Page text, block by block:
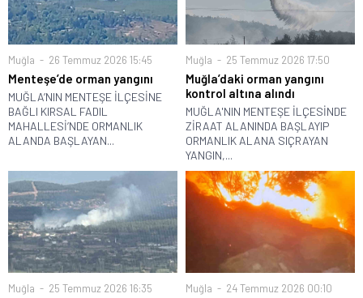
Muğla 26 Temmuz 2026 15:45
Menteşe’de orman yangını
MUĞLA’NIN MENTEŞE İLÇESİNE
BAĞLI KIRSAL FADIL
MAHALLESİ’NDE ORMANLIK
ALANDA BAŞLAYAN...
Muğla 25 Temmuz 2026 17:50
Muğla’daki orman yangını
kontrol altına alındı
MUĞLA'NIN MENTEŞE İLÇESİNDE
ZİRAAT ALANINDA BAŞLAYIP
ORMANLIK ALANA SIÇRAYAN
YANGIN,...
Muğla 25 Temmuz 2026 16:35 Muğla 24 Temmuz 2026 00:10